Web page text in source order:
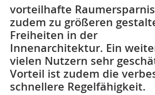
vorteilhafte
zudem zu größeren
Freiheiten in der
Innenarchitektur. Ein
vielen Nutzern sehr
Vorteil ist zudem die
schnellere Regelfähigkeit.